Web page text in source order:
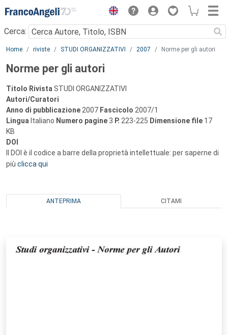
Menu
Cerca:
Main content
Home riviste STUDI ORGANIZZATIVI 2007 Norme per gli autori
Norme per gli autori
Titolo Rivista STUDI ORGANIZZATIVI
Autori/Curatori
Anno di pubblicazione 2007 Fascicolo 2007/1
Lingua Italiano Numero pagine 3 P. 223-225 Dimensione file 17
KB
DOI
Il DOI è il codice a barre della proprietà intellettuale: per saperne di
più clicca qui
ANTEPRIMA CITAMI